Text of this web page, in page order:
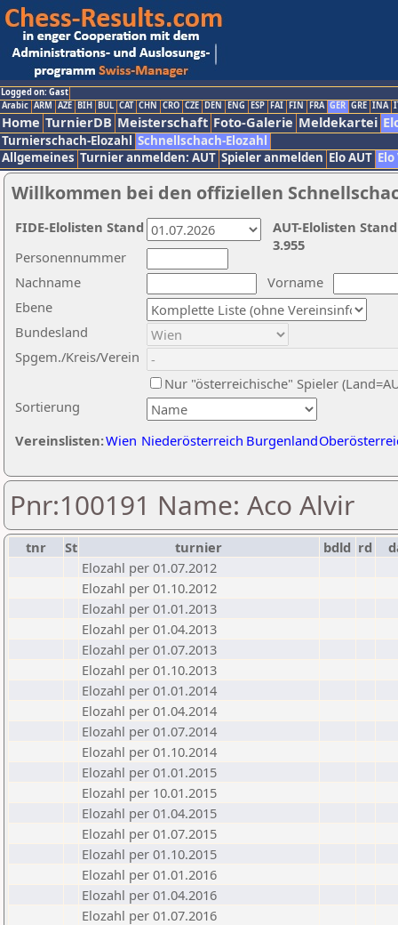
Logged on: Gast
Arabic ARM AZE BIH BUL CAT CHN CRO CZE DEN ENG ESP FAI FIN FRA GER GRE INA
Home TurnierDB Meisterschaft Foto-Galerie Meldekartei
Turnierschach-Elozahl Schnellschach-Elozahl
Allgemeines Turnier anmelden: AUT Spieler anmelden Elo AUT
Willkommen bei den offiziellen
Nachname
Vorname
Ebene
Sortierung
Personennummer
Bundesland
Spgem./Kreis/Verein
Nur "österreichische" Spieler
Vereinslisten:Wien Niederösterreich Burgenland
AUT-Elolisten
3.955
FIDE-Elolisten Stand
Pnr:100191 Name: Aco Alvir
tnr St turnier bdld rd
Elozahl per 01.07.2012
Elozahl per 01.10.2012
Elozahl per 01.01.2013
Elozahl per 01.04.2013
Elozahl per 01.07.2013
Elozahl per 01.10.2013
Elozahl per 01.01.2014
Elozahl per 01.04.2014
Elozahl per 01.07.2014
Elozahl per 01.10.2014
Elozahl per 01.01.2015
Elozahl per 10.01.2015
Elozahl per 01.04.2015
Elozahl per 01.07.2015
Elozahl per 01.10.2015
Elozahl per 01.01.2016
Elozahl per 01.04.2016
Elozahl per 01.07.2016